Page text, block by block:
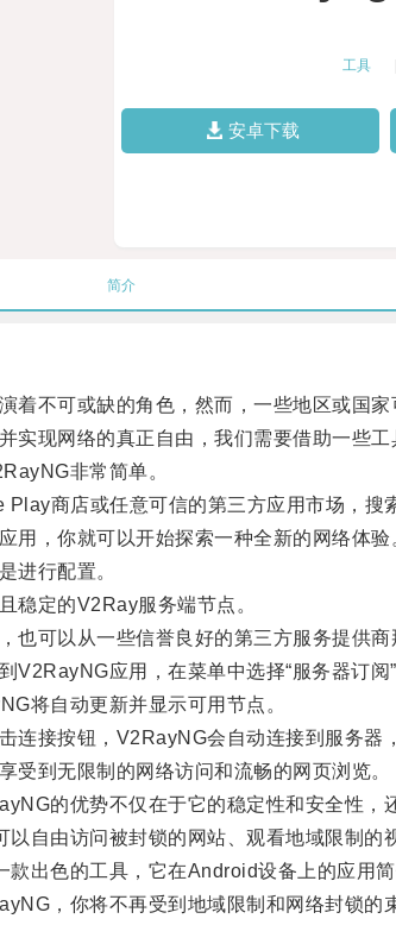
工具
安卓下载
简介
不可或缺的角色，然而，一些地区或国家
现网络的真正自由，我们需要借助一些工
非常简单。
商店或任意可信的第三方应用市场，搜
，你就可以开始探索一种全新的网络体验
行配置。
定的V2Ray服务端节点。
可以从一些信誉良好的第三方服务提供商
应用，在菜单中选择“服务器订阅”
将自动更新并显示可用节点。
接按钮，V2RayNG会自动连接到服务器
到无限制的网络访问和流畅的网页浏览。
的优势不仅在于它的稳定性和安全性，
由访问被封锁的网站、观看地域限制的
色的工具，它在Android设备上的应用简
，你将不再受到地域限制和网络封锁的